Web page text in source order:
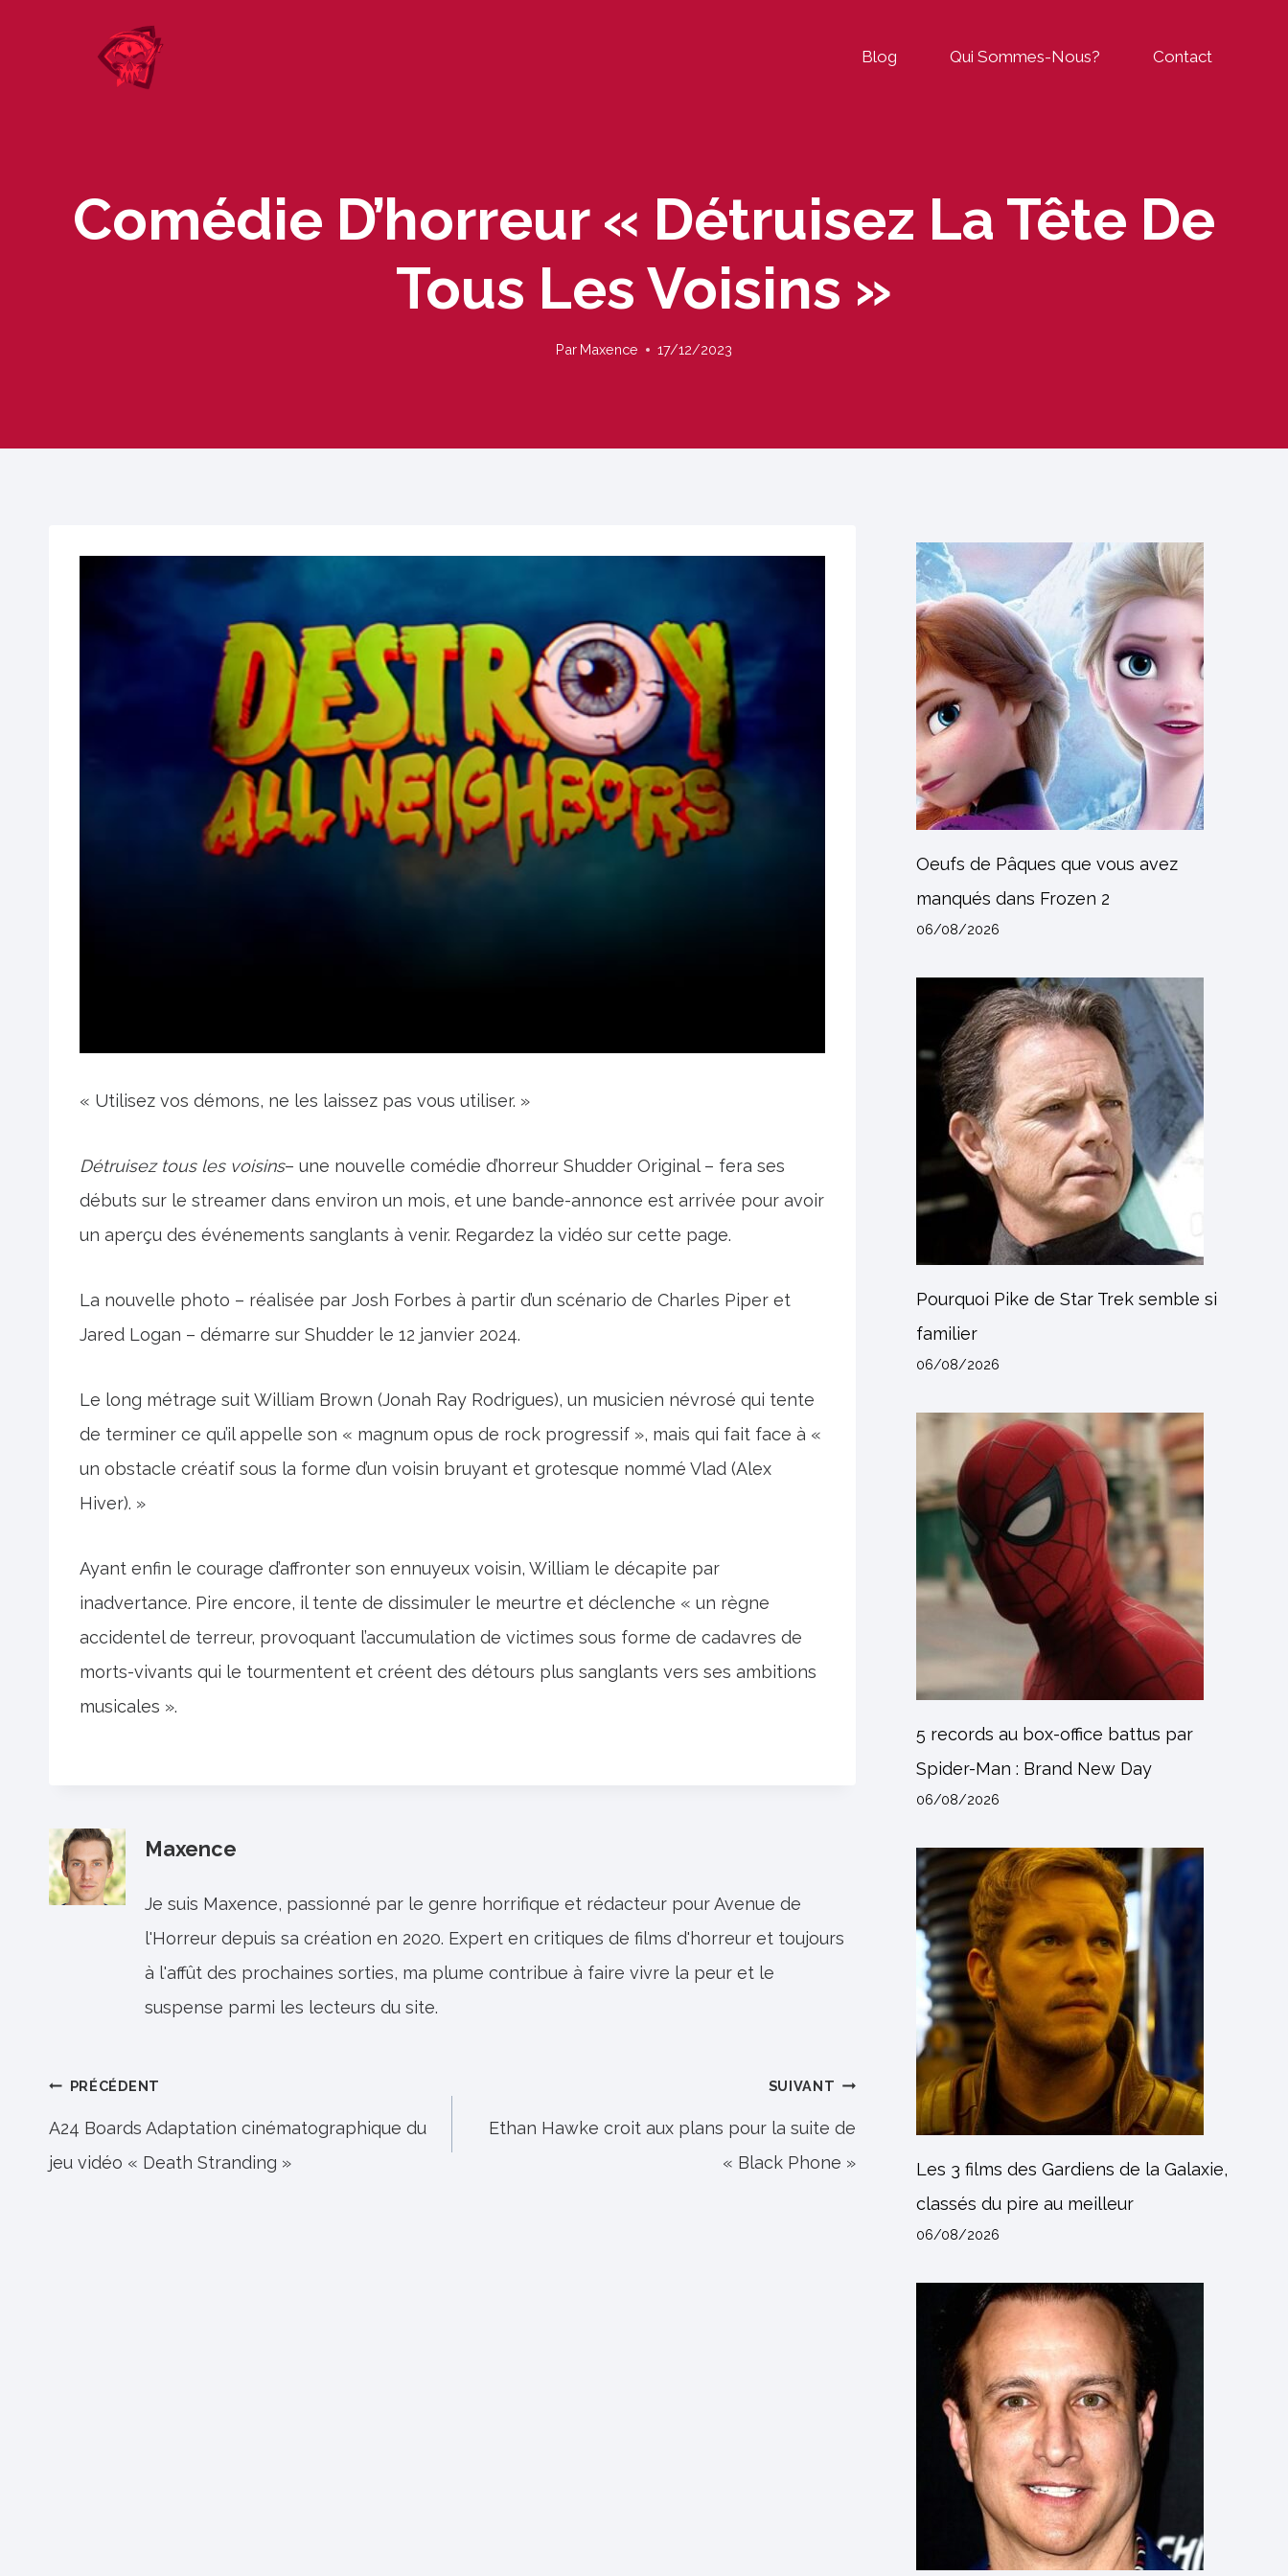
Blog Qui Sommes-Nous? Contact
Comédie D’horreur « Détruisez La Tête De
Tous Les Voisins »
Par Maxence 17/12/2023
« Utilisez vos démons, ne les laissez pas vous utiliser. »
Détruisez tous les voisins– une nouvelle comédie d’horreur Shudder Original – fera ses
débuts sur le streamer dans environ un mois, et une bande-annonce est arrivée pour avoir
un aperçu des événements sanglants à venir. Regardez la vidéo sur cette page.
La nouvelle photo – réalisée par Josh Forbes à partir d’un scénario de Charles Piper et
Jared Logan – démarre sur Shudder le 12 janvier 2024.
Le long métrage suit William Brown (Jonah Ray Rodrigues), un musicien névrosé qui tente
de terminer ce qu’il appelle son « magnum opus de rock progressif », mais qui fait face à «
un obstacle créatif sous la forme d’un voisin bruyant et grotesque nommé Vlad (Alex
Hiver). »
Ayant enfin le courage d’affronter son ennuyeux voisin, William le décapite par
inadvertance. Pire encore, il tente de dissimuler le meurtre et déclenche « un règne
accidentel de terreur, provoquant l’accumulation de victimes sous forme de cadavres de
morts-vivants qui le tourmentent et créent des détours plus sanglants vers ses ambitions
musicales ».
Maxence
Je suis Maxence, passionné par le genre horrifique et rédacteur pour Avenue de
l'Horreur depuis sa création en 2020. Expert en critiques de films d'horreur et toujours
à l'affût des prochaines sorties, ma plume contribue à faire vivre la peur et le
suspense parmi les lecteurs du site.
Navigation
de
l’article
PRÉCÉDENT
A24 Boards Adaptation cinématographique du
jeu vidéo « Death Stranding »
SUIVANT
Ethan Hawke croit aux plans pour la suite de
« Black Phone »
Oeufs de Pâques que vous avez
manqués dans Frozen 2
06/08/2026
Pourquoi Pike de Star Trek semble si
familier
06/08/2026
5 records au box-office battus par
Spider-Man : Brand New Day
06/08/2026
Les 3 films des Gardiens de la Galaxie,
classés du pire au meilleur
06/08/2026